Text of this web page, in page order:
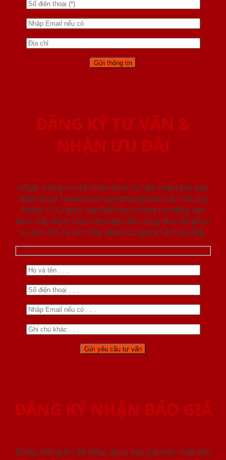
ĐĂNG KÝ TƯ VẤN &
NHẬN ƯU ĐÃI
Nhập thông tin để nhận được tư vấn miễn phí qua
điện thoại / email/ tại văn phòng hoặc tại nhà quý
khách. Chúng tôi cam kết mọi thông tin nhập vào
dưới đây được bảo mật tuyệt đối cũng như chỉ phục
vụ yêu cầu tư vấn duy nhất của quý khách tại đây.
ĐĂNG KÝ NHẬN BÁO GIÁ
Nhập thông tin để nhận được báo giá mới nhât đầy